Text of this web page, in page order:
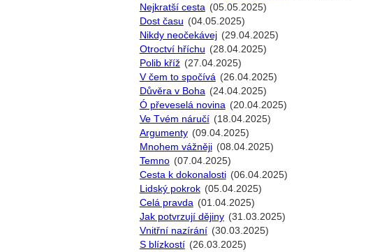
Nejkratší cesta (05.05.2025)
Dost času (04.05.2025)
Nikdy neočekávej (29.04.2025)
Otroctví hříchu (28.04.2025)
Polib kříž (27.04.2025)
V čem to spočívá (26.04.2025)
Důvěra v Boha (24.04.2025)
Ó převeselá novina (20.04.2025)
Ve Tvém náručí (18.04.2025)
Argumenty (09.04.2025)
Mnohem vážněji (08.04.2025)
Temno (07.04.2025)
Cesta k dokonalosti (06.04.2025)
Lidský pokrok (05.04.2025)
Celá pravda (01.04.2025)
Jak potvrzují dějiny (31.03.2025)
Vnitřní nazírání (30.03.2025)
S blízkostí (26.03.2025)